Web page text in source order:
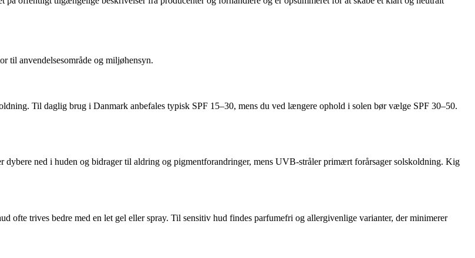
til anvendelsesområde og miljøhensyn.
Til daglig brug i Danmark anbefales typisk SPF 15–30, mens du ved længere ophold i solen bør vælge SPF 30–50.
ned i huden og bidrager til aldring og pigmentforandringer, mens UVB-stråler primært forårsager solskoldning. Kig
ofte trives bedre med en let gel eller spray. Til sensitiv hud findes parfumefri og allergivenlige varianter, der minimerer